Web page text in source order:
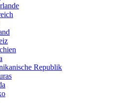
Republik